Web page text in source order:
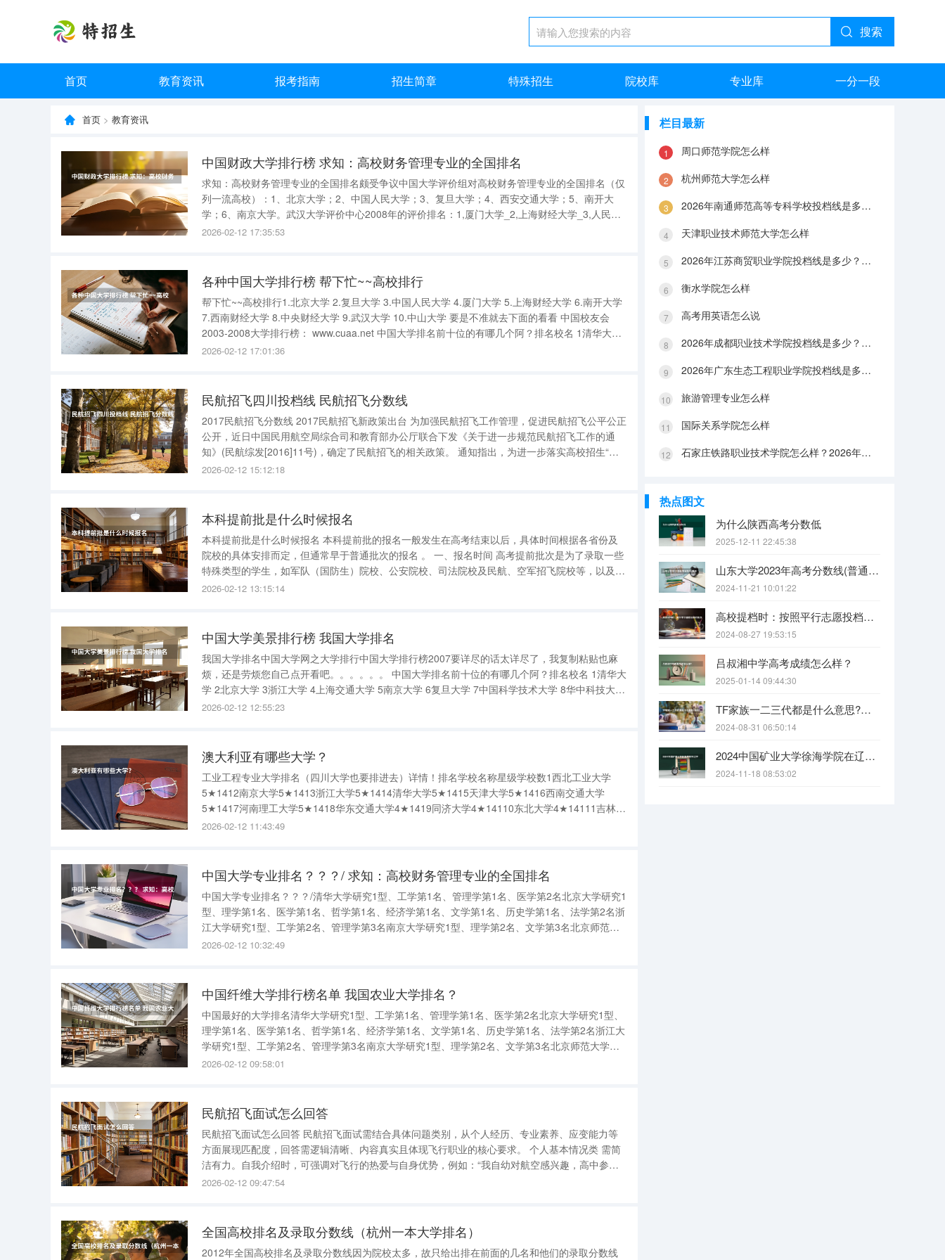
搜索
首页 教育资讯 报考指南 招生简章 特殊招生 院校库 专业库 一分一段
首页 > 教育资讯
中国财政大学排行榜 求知：高校财务管理专业的全国排名
求知：高校财务管理专业的全国排名颇受争议中国大学评价组对高校财务管理专业的全国排名（仅
列一流高校）：1、北京大学；2、中国人民大学；3、复旦大学；4、西安交通大学；5、南开大
学；6、南京大学。武汉大学评价中心2008年的评价排名：1,厦门大学_2,上海财经大学_3,人民大
学_4,中南财经政法大学_5,东北财经大学_6,西南财经大学_7.中央财经大学_8,中山大学_9,北京大
2026-02-12 17:35:53
各种中国大学排行榜 帮下忙~~高校排行
帮下忙~~高校排行1.北京大学 2.复旦大学 3.中国人民大学 4.厦门大学 5.上海财经大学 6.南开大学
7.西南财经大学 8.中央财经大学 9.武汉大学 10.中山大学 要是不准就去下面的看看 中国校友会
2003-2008大学排行榜： www.cuaa.net 中国大学排名前十位的有哪几个阿？排名校名 1清华大学
2026-02-12 17:01:36
民航招飞四川投档线 民航招飞分数线
2017民航招飞分数线 2017民航招飞新政策出台 为加强民航招飞工作管理，促进民航招飞公平公正
公开，近日中国民用航空局综合司和教育部办公厅联合下发《关于进一步规范民航招飞工作的通
知》(民航综发[2016]11号)，确定了民航招飞的相关政策。 通知指出，为进一步落实高校招生“阳
光工程”相关要求，保障参加飞行技术专业选拔学生的知情权、选择权和机会公平，统一管理飞行
2026-02-12 15:12:18
本科提前批是什么时候报名
本科提前批是什么时候报名 本科提前批的报名一般发生在高考结束以后，具体时间根据各省份及
院校的具体安排而定，但通常早于普通批次的报名 。 一、报名时间 高考提前批次是为了录取一些
特殊类型的学生，如军队（国防生）院校、公安院校、司法院校及民航、空军招飞院校等，以及部
分普通高校的提前录取专业。这些批次的报名通常在高考结束后不久就开始，具体时间由各省份招
2026-02-12 13:15:14
中国大学美景排行榜 我国大学排名
我国大学排名中国大学网之大学排行中国大学排行榜2007要详尽的话太详尽了，我复制粘贴也麻
烦，还是劳烦您自己点开看吧。。。。。。 中国大学排名前十位的有哪几个阿？排名校名 1清华大
学 2北京大学 3浙江大学 4上海交通大学 5南京大学 6复旦大学 7中国科学技术大学 8华中科技大学
9武汉大学 10西安交通大学
2026-02-12 12:55:23
澳大利亚有哪些大学？
工业工程专业大学排名（四川大学也要排进去）详情！排名学校名称星级学校数1西北工业大学
5★1412南京大学5★1413浙江大学5★1414清华大学5★1415天津大学5★1416西南交通大学
5★1417河南理工大学5★1418华东交通大学4★1419同济大学4★14110东北大学4★14111吉林大
学4★14112电子科技大学4★14113重庆大学4★14114华中科技大学4★14115四川大学
2026-02-12 11:43:49
中国大学专业排名？？？/ 求知：高校财务管理专业的全国排名
中国大学专业排名？？？/清华大学研究1型、工学第1名、管理学第1名、医学第2名北京大学研究1
型、理学第1名、医学第1名、哲学第1名、经济学第1名、文学第1名、历史学第1名、法学第2名浙
江大学研究1型、工学第2名、管理学第3名南京大学研究1型、理学第2名、文学第3名北京师范大
学研究1型、教育学第1名、文学第2名上海交通大学研究1型、工学第3名中国科学技术大学研究1
2026-02-12 10:32:49
中国纤维大学排行榜名单 我国农业大学排名？
中国最好的大学排名清华大学研究1型、工学第1名、管理学第1名、医学第2名北京大学研究1型、
理学第1名、医学第1名、哲学第1名、经济学第1名、文学第1名、历史学第1名、法学第2名浙江大
学研究1型、工学第2名、管理学第3名南京大学研究1型、理学第2名、文学第3名北京师范大学研
究1型、教育学第1名、文学第2名上海交通大学研究1型、工学第3名中国科学技术大学研究1型、
2026-02-12 09:58:01
民航招飞面试怎么回答
民航招飞面试怎么回答 民航招飞面试需结合具体问题类别，从个人经历、专业素养、应变能力等
方面展现匹配度，回答需逻辑清晰、内容真实且体现飞行职业的核心要求。 个人基本情况类 需简
洁有力。自我介绍时，可强调对飞行的热爱与自身优势，例如：“我自幼对航空感兴趣，高中参与
航空社团系统学习基础理论，大学期间通过模拟飞行训练培养了精准操作习惯，严谨细致的性格与
2026-02-12 09:47:54
全国高校排名及录取分数线（杭州一本大学排名）
2012年全国高校排名及录取分数线因为院校太多，故只给出排在前面的几名和他们的录取分数线
栏目最新
周口师范学院怎么样
杭州师范大学怎么样
2026年南通师范高等专科学校投档线是多少？分数线、费用与入学攻略
天津职业技术师范大学怎么样
2026年江苏商贸职业学院投档线是多少？分数线、费用与入学攻略
衡水学院怎么样
高考用英语怎么说
2026年成都职业技术学院投档线是多少？分数线、费用与入学攻略
2026年广东生态工程职业学院投档线是多少？分数线、费用与入学攻略
旅游管理专业怎么样
国际关系学院怎么样
石家庄铁路职业技术学院怎么样？2026年投档线、宿舍条件与就业前景分析
热点图文
为什么陕西高考分数低
2025-12-11 22:45:38
山东大学2023年高考分数线(普通文理)（免费二本和三本的区别）
2024-11-21 10:01:22
高校提档时：按照平行志愿投档的批次，调档比例原则上控制在105%以内。请问这句话是什么意思呢？
2024-08-27 19:53:15
吕叔湘中学高考成绩怎么样？
2025-01-14 09:44:30
TF家族一二三代都是什么意思?各代都有什么人?
2024-08-31 06:50:14
2024中国矿业大学徐海学院在辽宁招生招生情况怎么样
2024-11-18 08:53:02